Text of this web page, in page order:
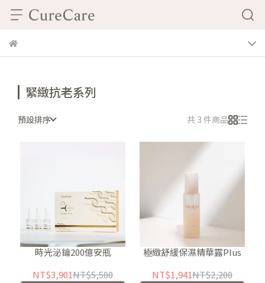
緊緻抗老系列
預設排序 共 3 件商品
時光泌鑰200億安瓶
NT$3,901NT$5,500
極緻舒緩保濕精華露Plus
NT$1,941NT$2,200